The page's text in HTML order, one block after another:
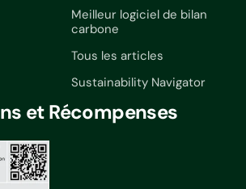
Meilleur logiciel de bilan
carbone
Tous les articles
Sustainability Navigator
et Récompenses